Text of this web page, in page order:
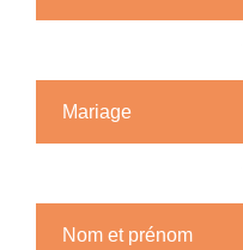
Mariage
Nom et prénom